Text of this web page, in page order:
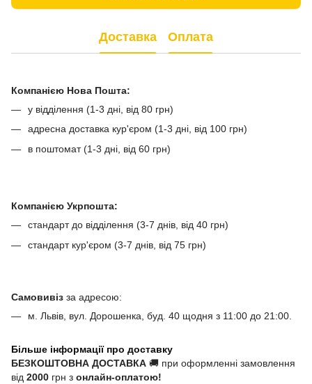
Доставка Оплата
Компанією Нова Пошта:
у відділення (1-3 дні, від 80 грн)
адресна доставка кур'єром (1-3 дні, від 100 грн)
в поштомат (1-3 дні, від 60 грн)
Компанією Укрпошта:
стандарт до відділення (3-7 днів, від 40 грн)
стандарт кур'єром (3-7 днів, від 75 грн)
Самовивіз за адресою:
м. Львів, вул. Дорошенка, буд. 40 щодня з 11:00 до 21:00.
Більше інформації про доставку
БЕЗКОШТОВНА ДОСТАВКА 🚚 при оформленні замовлення
від 2000 грн з онлайн-оплатою!